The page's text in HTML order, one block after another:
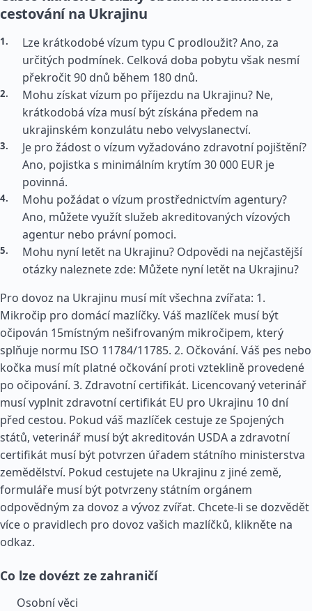
cestování na Ukrajinu
Lze krátkodobé vízum typu C prodloužit? Ano, za
určitých podmínek. Celková doba pobytu však nesmí
překročit 90 dnů během 180 dnů.
Mohu získat vízum po příjezdu na Ukrajinu? Ne,
krátkodobá víza musí být získána předem na
ukrajinském konzulátu nebo velvyslanectví.
Je pro žádost o vízum vyžadováno zdravotní pojištění?
Ano, pojistka s minimálním krytím 30 000 EUR je
povinná.
Mohu požádat o vízum prostřednictvím agentury?
Ano, můžete využít služeb akreditovaných vízových
agentur nebo právní pomoci.
Mohu nyní letět na Ukrajinu? Odpovědi na nejčastější
otázky naleznete zde: Můžete nyní letět na Ukrajinu?
Pro dovoz na Ukrajinu musí mít všechna zvířata: 1.
Mikročip pro domácí mazlíčky. Váš mazlíček musí být
očipován 15místným nešifrovaným mikročipem, který
splňuje normu ISO 11784/11785. 2. Očkování. Váš pes nebo
kočka musí mít platné očkování proti vzteklině provedené
po očipování. 3. Zdravotní certifikát. Licencovaný veterinář
musí vyplnit zdravotní certifikát EU pro Ukrajinu 10 dní
před cestou. Pokud váš mazlíček cestuje ze Spojených
států, veterinář musí být akreditován USDA a zdravotní
certifikát musí být potvrzen úřadem státního ministerstva
zemědělství. Pokud cestujete na Ukrajinu z jiné země,
formuláře musí být potvrzeny státním orgánem
odpovědným za dovoz a vývoz zvířat. Chcete-li se dozvědět
více o pravidlech pro dovoz vašich mazlíčků, klikněte na
odkaz.
Co lze dovézt ze zahraničí
Osobní věci